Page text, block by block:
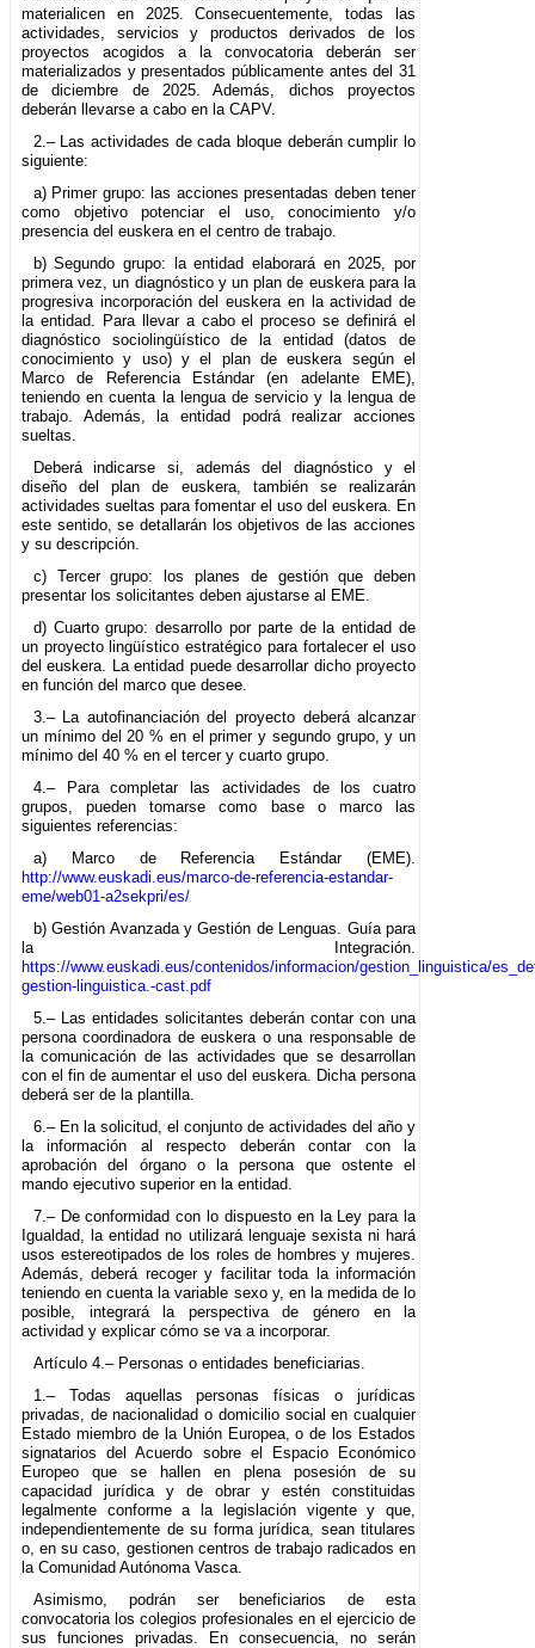
materialicen en 2025. Consecuentemente, todas las
actividades, servicios y productos derivados de los
proyectos acogidos a la convocatoria deberán ser
materializados y presentados públicamente antes del 31
de diciembre de 2025. Además, dichos proyectos
deberán llevarse a cabo en la CAPV.
2.– Las actividades de cada bloque deberán cumplir lo
siguiente:
a) Primer grupo: las acciones presentadas deben tener
como objetivo potenciar el uso, conocimiento y/o
presencia del euskera en el centro de trabajo.
b) Segundo grupo: la entidad elaborará en 2025, por
primera vez, un diagnóstico y un plan de euskera para la
progresiva incorporación del euskera en la actividad de
la entidad. Para llevar a cabo el proceso se definirá el
diagnóstico sociolingüístico de la entidad (datos de
conocimiento y uso) y el plan de euskera según el
Marco de Referencia Estándar (en adelante EME),
teniendo en cuenta la lengua de servicio y la lengua de
trabajo. Además, la entidad podrá realizar acciones
sueltas.
Deberá indicarse si, además del diagnóstico y el
diseño del plan de euskera, también se realizarán
actividades sueltas para fomentar el uso del euskera. En
este sentido, se detallarán los objetivos de las acciones
y su descripción.
c) Tercer grupo: los planes de gestión que deben
presentar los solicitantes deben ajustarse al EME.
d) Cuarto grupo: desarrollo por parte de la entidad de
un proyecto lingüístico estratégico para fortalecer el uso
del euskera. La entidad puede desarrollar dicho proyecto
en función del marco que desee.
3.– La autofinanciación del proyecto deberá alcanzar
un mínimo del 20 % en el primer y segundo grupo, y un
mínimo del 40 % en el tercer y cuarto grupo.
4.– Para completar las actividades de los cuatro
grupos, pueden tomarse como base o marco las
siguientes referencias:
a) Marco de Referencia Estándar (EME).
http://www.euskadi.eus/marco-de-referencia-estandar-
eme/web01-a2sekpri/es/
b) Gestión Avanzada y Gestión de Lenguas. Guía para
la Integración.
https://www.euskadi.eus/contenidos/informacion/gestion_linguistica/
gestion-linguistica.-cast.pdf
5.– Las entidades solicitantes deberán contar con una
persona coordinadora de euskera o una responsable de
la comunicación de las actividades que se desarrollan
con el fin de aumentar el uso del euskera. Dicha persona
deberá ser de la plantilla.
6.– En la solicitud, el conjunto de actividades del año y
la información al respecto deberán contar con la
aprobación del órgano o la persona que ostente el
mando ejecutivo superior en la entidad.
7.– De conformidad con lo dispuesto en la Ley para la
Igualdad, la entidad no utilizará lenguaje sexista ni hará
usos estereotipados de los roles de hombres y mujeres.
Además, deberá recoger y facilitar toda la información
teniendo en cuenta la variable sexo y, en la medida de lo
posible, integrará la perspectiva de género en la
actividad y explicar cómo se va a incorporar.
Artículo 4.– Personas o entidades beneficiarias.
1.– Todas aquellas personas físicas o jurídicas
privadas, de nacionalidad o domicilio social en cualquier
Estado miembro de la Unión Europea, o de los Estados
signatarios del Acuerdo sobre el Espacio Económico
Europeo que se hallen en plena posesión de su
capacidad jurídica y de obrar y estén constituidas
legalmente conforme a la legislación vigente y que,
independientemente de su forma jurídica, sean titulares
o, en su caso, gestionen centros de trabajo radicados en
la Comunidad Autónoma Vasca.
Asimismo, podrán ser beneficiarios de esta
convocatoria los colegios profesionales en el ejercicio de
sus funciones privadas. En consecuencia, no serán